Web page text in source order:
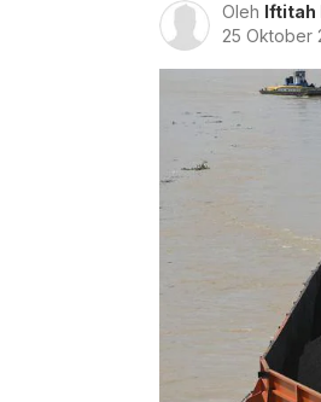
Oleh Iftitah
25 Oktober